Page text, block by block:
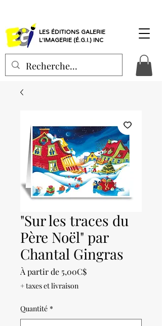
LES ÉDITIONS GALERIE
L'IMAGERIE (É.G.I.) INC
"Sur les traces du
Père Noël" par
Chantal Gingras
À partir de 5,00C$Prix
+ taxes et livraison
Quantité *